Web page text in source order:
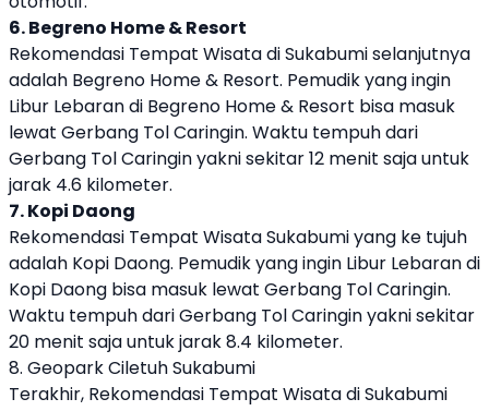
6. Begreno Home & Resort
Rekomendasi Tempat Wisata di Sukabumi selanjutnya
adalah Begreno Home & Resort. Pemudik yang ingin
Libur Lebaran di Begreno Home & Resort bisa masuk
lewat Gerbang Tol Caringin. Waktu tempuh dari
Gerbang Tol Caringin yakni sekitar 12 menit saja untuk
jarak 4.6 kilometer.
7. Kopi Daong
Rekomendasi Tempat Wisata Sukabumi yang ke tujuh
adalah Kopi Daong. Pemudik yang ingin Libur Lebaran di
Kopi Daong bisa masuk lewat Gerbang Tol Caringin.
Waktu tempuh dari Gerbang Tol Caringin yakni sekitar
20 menit saja untuk jarak 8.4 kilometer.
8. Geopark Ciletuh Sukabumi
Terakhir, Rekomendasi Tempat Wisata di Sukabumi